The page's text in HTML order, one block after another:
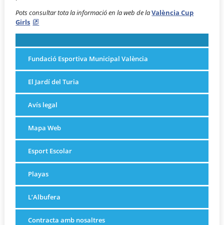
Pots consultar tota la informació en la web de laValència Cup
Girls
Fundació Esportiva Municipal València
El Jardí del Turia
Avís legal
Mapa Web
Esport Escolar
Playas
L’Albufera
Contracta amb nosaltres